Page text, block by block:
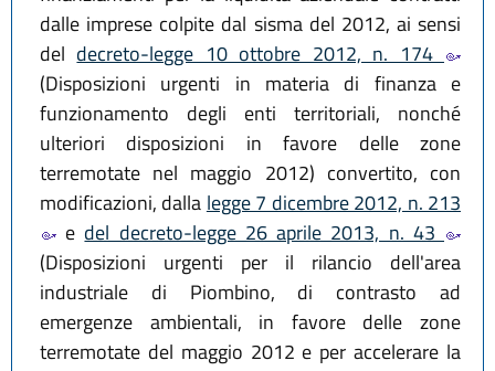
dalle imprese colpite dal sisma del 2012, ai sensi
del decreto-legge 10 ottobre 2012, n. 174
(Disposizioni urgenti in materia di finanza e
funzionamento degli enti territoriali, nonché
ulteriori disposizioni in favore delle zone
terremotate nel maggio 2012) convertito, con
modificazioni, dalla legge 7 dicembre 2012, n. 213
e del decreto-legge 26 aprile 2013, n. 43
(Disposizioni urgenti per il rilancio dell'area
industriale di Piombino, di contrasto ad
emergenze ambientali, in favore delle zone
terremotate del maggio 2012 e per accelerare la